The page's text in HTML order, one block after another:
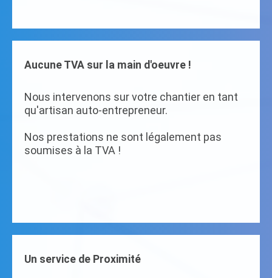
Aucune TVA sur la main d'oeuvre !
Nous intervenons sur votre chantier en tant
qu'artisan auto-entrepreneur.
Nos prestations ne sont légalement pas
soumises à la TVA !
Un service de Proximité